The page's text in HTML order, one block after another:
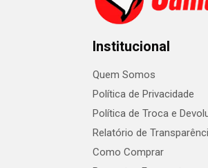
Institucional
Quem Somos
Política de Privacidade
Política de Troca e
Relatório de
Como Comprar